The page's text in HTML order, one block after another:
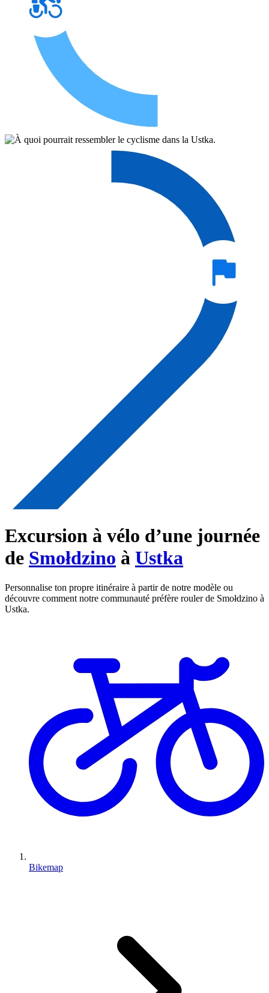
Excursion à vélo d’une journée
de Smołdzino à Ustka
Personnalise ton propre itinéraire à partir de notre modèle ou
découvre comment notre communauté préfère rouler de Smołdzino à
Ustka.
Bikemap